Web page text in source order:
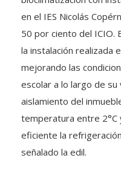
en el IES Nicolás
50 por ciento del ICIO.
la instalación realizada
mejorando las
escolar a lo largo de su
aislamiento del
temperatura entre 2°C
eficiente la
señalado la edil.